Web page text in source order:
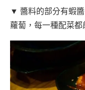
▼ 醬料的部分有蝦
蘿蔔，每一種配菜